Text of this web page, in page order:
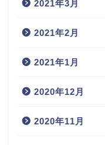
2021年3月
2021年2月
2021年1月
2020年12月
2020年11月